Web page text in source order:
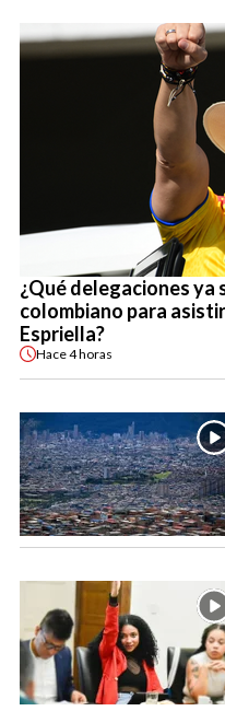
¿Qué delegaciones
colombiano para
Espriella?
Hace4 horas